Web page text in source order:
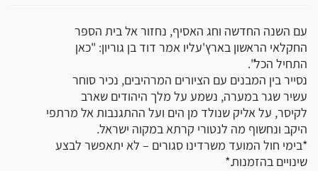
עם השנה החדשה וחג האסיף, נחזור אל בית הספר
החקלאי הראשון בארץ'עליו אמר דוד בן גוריון: "כאן
התחיל הכל".
נסייר בין המבנים עם הציורים המרהיבים, נכיר סוחר
עשיר שגר במערה, נשמע על מלך היהודים שארב
לקיסר, על אליק שנולד מן הים ועל ההתגנבות אל מרתפי
היקב ונחשוף מה לנטורי קרתא במקוה ישראל.
*בימי חול המועד משרדינו סגורים – לא יתאפשר לבצע
שינויים בהזמנות.*